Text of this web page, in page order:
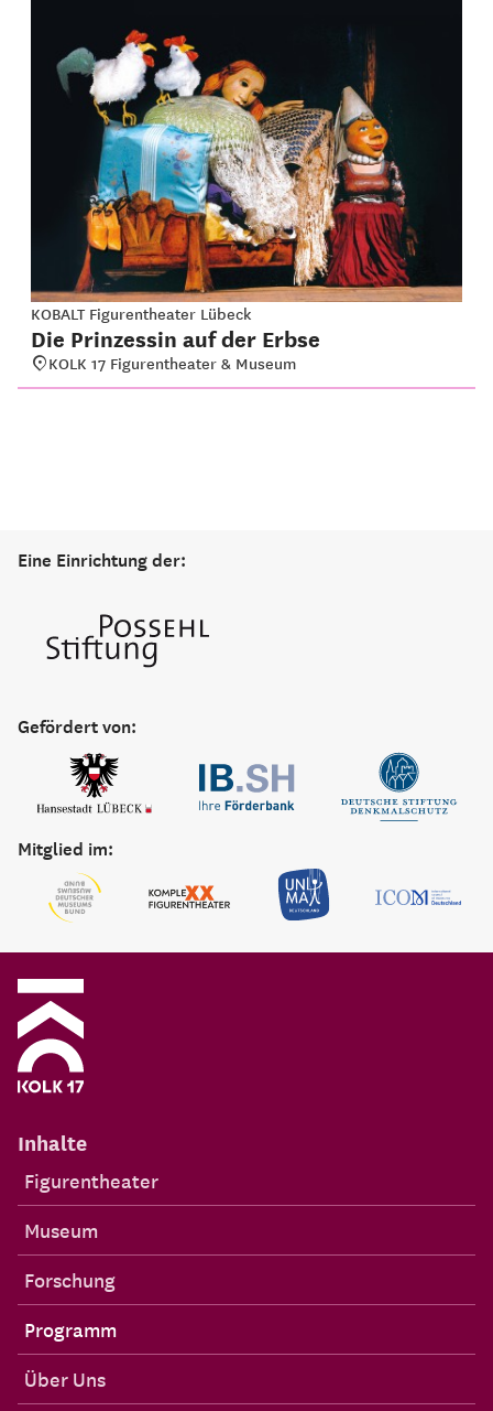
KOBALT Figurentheater Lübeck
Die Prinzessin auf der Erbse
KOLK 17 Figurentheater & Museum
Eine Einrichtung der:
Gefördert von:
Mitglied im:
Inhalte
Figurentheater
Museum
Forschung
Programm
Über Uns